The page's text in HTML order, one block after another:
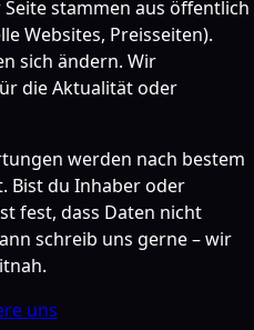
stammen aus öffentlich
Websites, Preisseiten).
sich ändern. Wir
die Aktualität oder
werden nach bestem
Bist du Inhaber oder
fest, dass Daten nicht
schreib uns gerne – wir
uns